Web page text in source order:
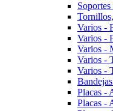
Varios -
Varios -
Varios -
Varios -
Varios -
Placas -
Placas -